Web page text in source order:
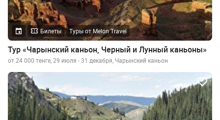
Билеты Туры от Melon Travel
Тур «Чарынский каньон, Черный и Лунный каньоны»
от 24 000 тенге, 29 июля - 31 декабря, Чарынский каньон